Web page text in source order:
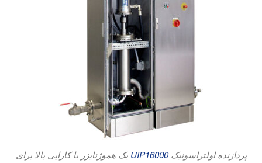
پردازنده اولتراسونیکUIP16000 یک هموژنایزر با کارایی بالا برای